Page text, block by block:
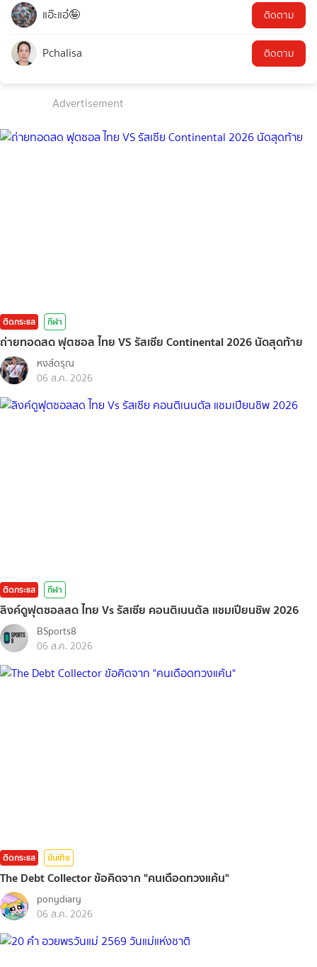
แอ๊ะแอ๋🤪 ติดตาม
Pchalisa ติดตาม
Advertisement
ติดกระแส กีฬา
ถ่ายทอดสด ฟุตซอล ไทย VS รัสเซีย Continental 2026 นัดสุดท้าย
หงส์ดรุณ
06 ส.ค. 2026
ติดกระแส กีฬา
ลิงค์ดูฟุตซอลสด ไทย Vs รัสเซีย คอนติเนนตัล แชมเปียนชิพ 2026
BSports8
06 ส.ค. 2026
ติดกระแส บันเทิง
The Debt Collector ข้อคิดจาก "คนเดือดทวงแค้น"
ponydiary
06 ส.ค. 2026